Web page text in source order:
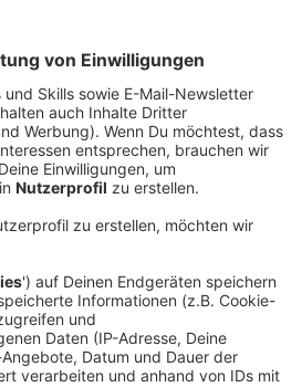
und Notdienstpraxen
krank wird und ärztliche Hilfe
sein: Bei uns in der Region
Ärztinnen und Ärzte auch
Die erste Anlaufstelle ist der
den ihr rund um
116 117 erreichen